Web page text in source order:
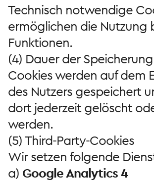
Technisch notwendige
ermöglichen die Nutzung
Funktionen.
(4) Dauer der
Cookies werden auf dem
des Nutzers gespeichert
dort jederzeit gelöscht
werden.
(5) Third-Party-Cookies
Wir setzen folgende
a) Google Analytics 4